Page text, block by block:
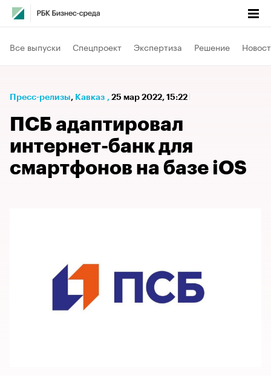
Все выпуски Спецпроект Экспертиза Решение
Пресс-релизы⁠, Кавказ , 25 мар 2022, 15:22
ПСБ адаптировал
интернет-банк для
смартфонов на базе iOS